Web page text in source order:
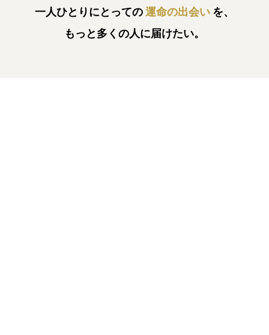
一人ひとりにとっての運命の出会い を、
もっと多くの人に届けたい。